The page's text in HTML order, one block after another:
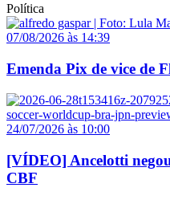
Política
07/08/2026 às 14:39
Emenda Pix de vice de
24/07/2026 às 10:00
[VÍDEO] Ancelotti
CBF